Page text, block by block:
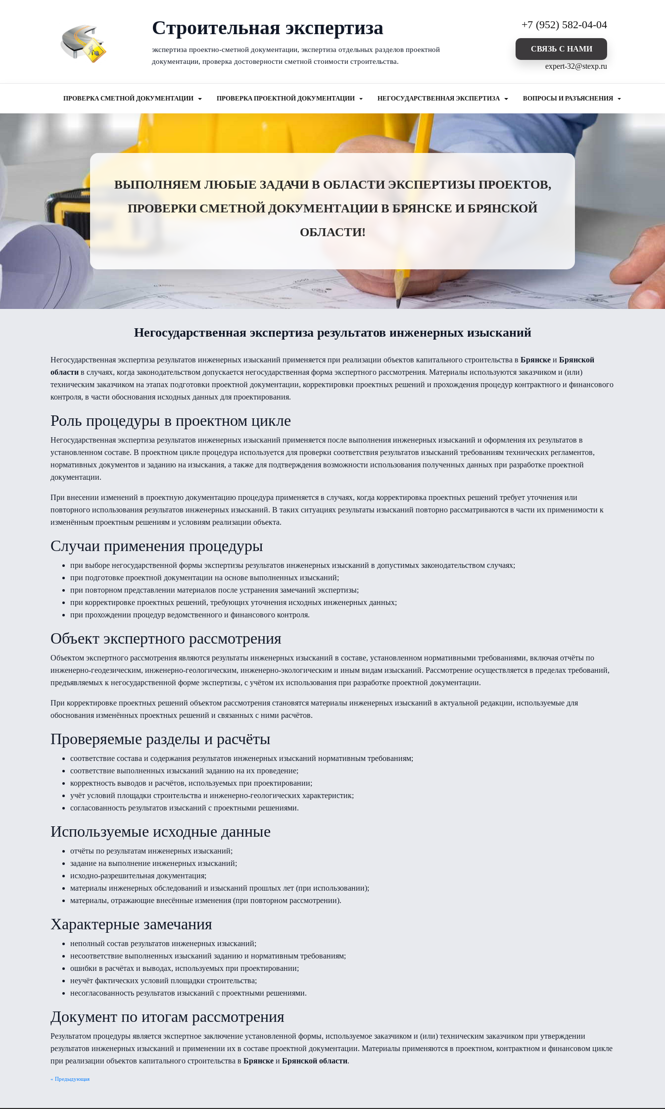
Cтроительная экспертиза
экспертиза проектно-сметной документации, экспертиза отдельных разделов проектной
документации, проверка достоверности сметной стоимости строительства.
+7 (952) 582-04-04
CВЯЗЬ С НАМИ
expert-32@stexp.ru
ПРОВЕРКА СМЕТНОЙ ДОКУМЕНТАЦИИ ПРОВЕРКА ПРОЕКТНОЙ ДОКУМЕНТАЦИИ НЕГОСУДАРСТВЕННАЯ ЭКСПЕРТИЗА ВОПРОСЫ И РАЗЪЯСНЕНИЯ
ВЫПОЛНЯЕМ ЛЮБЫЕ ЗАДАЧИ В ОБЛАСТИ ЭКСПЕРТИЗЫ ПРОЕКТОВ,
ПРОВЕРКИ СМЕТНОЙ ДОКУМЕНТАЦИИ В БРЯНСКЕ И БРЯНСКОЙ
ОБЛАСТИ!
Негосударственная экспертиза результатов инженерных изысканий
Негосударственная экспертиза результатов инженерных изысканий применяется при реализации объектов капитального строительства в Брянске и Брянской
области в случаях, когда законодательством допускается негосударственная форма экспертного рассмотрения. Материалы используются заказчиком и (или)
техническим заказчиком на этапах подготовки проектной документации, корректировки проектных решений и прохождения процедур контрактного и финансового
контроля, в части обоснования исходных данных для проектирования.
Роль процедуры в проектном цикле
Негосударственная экспертиза результатов инженерных изысканий применяется после выполнения инженерных изысканий и оформления их результатов в
установленном составе. В проектном цикле процедура используется для проверки соответствия результатов изысканий требованиям технических регламентов,
нормативных документов и заданию на изыскания, а также для подтверждения возможности использования полученных данных при разработке проектной
документации.
При внесении изменений в проектную документацию процедура применяется в случаях, когда корректировка проектных решений требует уточнения или
повторного использования результатов инженерных изысканий. В таких ситуациях результаты изысканий повторно рассматриваются в части их применимости к
изменённым проектным решениям и условиям реализации объекта.
Случаи применения процедуры
при выборе негосударственной формы экспертизы результатов инженерных изысканий в допустимых законодательством случаях;
при подготовке проектной документации на основе выполненных изысканий;
при повторном представлении материалов после устранения замечаний экспертизы;
при корректировке проектных решений, требующих уточнения исходных инженерных данных;
при прохождении процедур ведомственного и финансового контроля.
Объект экспертного рассмотрения
Объектом экспертного рассмотрения являются результаты инженерных изысканий в составе, установленном нормативными требованиями, включая отчёты по
инженерно-геодезическим, инженерно-геологическим, инженерно-экологическим и иным видам изысканий. Рассмотрение осуществляется в пределах требований,
предъявляемых к негосударственной форме экспертизы, с учётом их использования при разработке проектной документации.
При корректировке проектных решений объектом рассмотрения становятся материалы инженерных изысканий в актуальной редакции, используемые для
обоснования изменённых проектных решений и связанных с ними расчётов.
Проверяемые разделы и расчёты
соответствие состава и содержания результатов инженерных изысканий нормативным требованиям;
соответствие выполненных изысканий заданию на их проведение;
корректность выводов и расчётов, используемых при проектировании;
учёт условий площадки строительства и инженерно-геологических характеристик;
согласованность результатов изысканий с проектными решениями.
Используемые исходные данные
отчёты по результатам инженерных изысканий;
задание на выполнение инженерных изысканий;
исходно-разрешительная документация;
материалы инженерных обследований и изысканий прошлых лет (при использовании);
материалы, отражающие внесённые изменения (при повторном рассмотрении).
Характерные замечания
неполный состав результатов инженерных изысканий;
несоответствие выполненных изысканий заданию и нормативным требованиям;
ошибки в расчётах и выводах, используемых при проектировании;
неучёт фактических условий площадки строительства;
несогласованность результатов изысканий с проектными решениями.
Документ по итогам рассмотрения
Результатом процедуры является экспертное заключение установленной формы, используемое заказчиком и (или) техническим заказчиком при утверждении
результатов инженерных изысканий и применении их в составе проектной документации. Материалы применяются в проектном, контрактном и финансовом цикле
при реализации объектов капитального строительства в Брянске и Брянской области.
« Предыдующая